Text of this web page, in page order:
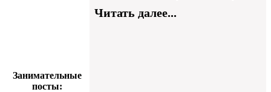
Занимательные
посты:
Читать далее...